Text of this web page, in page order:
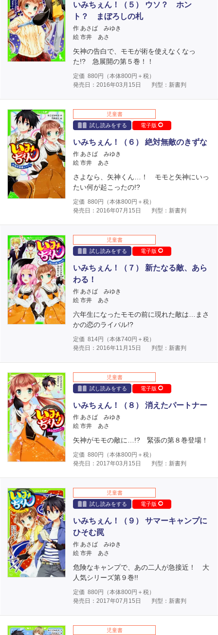
いみちぇん！（５） ウソ？ ホン
ト？ まぼろしの札
作 あさば みゆき
絵 市井 あさ
矢神の告白で、モモが術を使えなくなっ
た!? 急展開の第５巻！！
定価 880円（本体800円＋税）
発売日：2016年03月15日
判型：新書判
児童書
試し読みをする
電子版
いみちぇん！（６） 絶対無敵のきずな
作 あさば みゆき
絵 市井 あさ
さよなら、矢神くん…！ モモと矢神にいっ
たい何が起こったの!?
定価 880円（本体800円＋税）
発売日：2016年07月15日
判型：新書判
児童書
試し読みをする
電子版
いみちぇん！（７） 新たなる敵、あら
わる！
作 あさば みゆき
絵 市井 あさ
六年生になったモモの前に現れた敵は…まさ
かの恋のライバル!?
定価 814円（本体740円＋税）
発売日：2016年11月15日
判型：新書判
児童書
試し読みをする
電子版
いみちぇん！（８） 消えたパートナー
作 あさば みゆき
絵 市井 あさ
矢神がモモの敵に…!? 緊張の第８巻登場！
定価 880円（本体800円＋税）
発売日：2017年03月15日
判型：新書判
児童書
試し読みをする
電子版
いみちぇん！（９） サマーキャンプに
ひそむ罠
作 あさば みゆき
絵 市井 あさ
危険なキャンプで、あの二人が急接近！ 大
人気シリーズ第９巻!!
定価 880円（本体800円＋税）
発売日：2017年07月15日
判型：新書判
児童書